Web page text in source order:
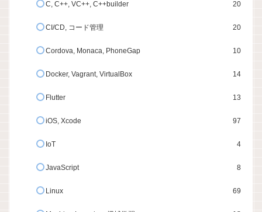
C, C++, VC++, C++builder 20
CI/CD, コード管理 20
Cordova, Monaca, PhoneGap 10
Docker, Vagrant, VirtualBox 14
Flutter 13
iOS, Xcode 97
IoT 4
JavaScript 8
Linux 69